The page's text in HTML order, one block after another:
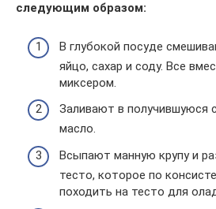
следующим образом:
В глубокой посуде
яйцо, сахар и соду. Все
миксером.
Заливают в получившуюся
масло.
Всыпают манную крупу и
тесто, которое по
походить на тесто для